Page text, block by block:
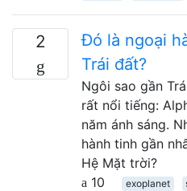
2
Đó là ngoại
Trái đất?
Ngôi sao gần
rất nổi tiếng:
năm ánh sáng.
hành tinh gần
Hệ Mặt trời?
10
exoplanet